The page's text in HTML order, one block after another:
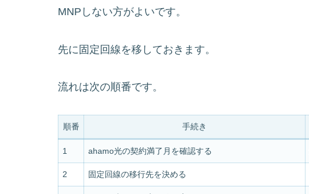
MNPしない方がよいです。
先に固定回線を移しておきます。
流れは次の順番です。
順番 手続き
1 ahamo光の契約満了月を確認する
2 固定回線の移行先を決める